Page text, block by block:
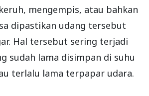
mengempis, atau bahkan
dipastikan udang tersebut
Hal tersebut sering terjadi
sudah lama disimpan di suhu
terlalu lama terpapar udara.